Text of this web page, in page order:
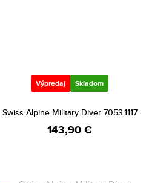
Výpredaj Skladom
Swiss Alpine Military Diver 7053.1117
143,90 €